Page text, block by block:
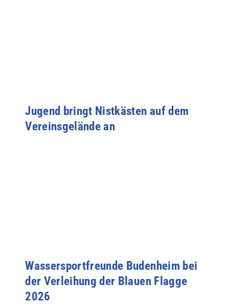
Jugend bringt Nistkästen auf dem
Vereinsgelände an
Wassersportfreunde Budenheim bei
der Verleihung der Blauen Flagge
2026